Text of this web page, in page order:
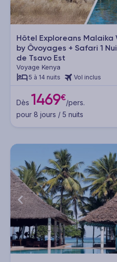
Hôtel Exploreans Malaika
by Ôvoyages + Safari 1
de Tsavo Est
Voyage Kenya
5 à 14 nuits Vol inclus
Dès 1469€/pers.
pour 8 jours / 5 nuits